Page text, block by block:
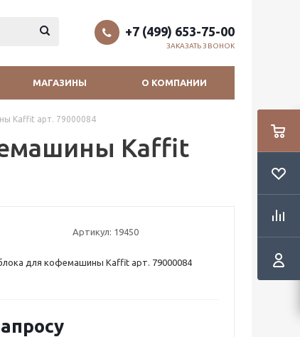
+7 (499) 653-75-00
ЗАКАЗАТЬ ЗВОНОК
МАГАЗИНЫ О КОМПАНИИ
Kaffit арт. 79000084
Kaffit
Артикул: 19450
для кофемашины Kaffit арт. 79000084